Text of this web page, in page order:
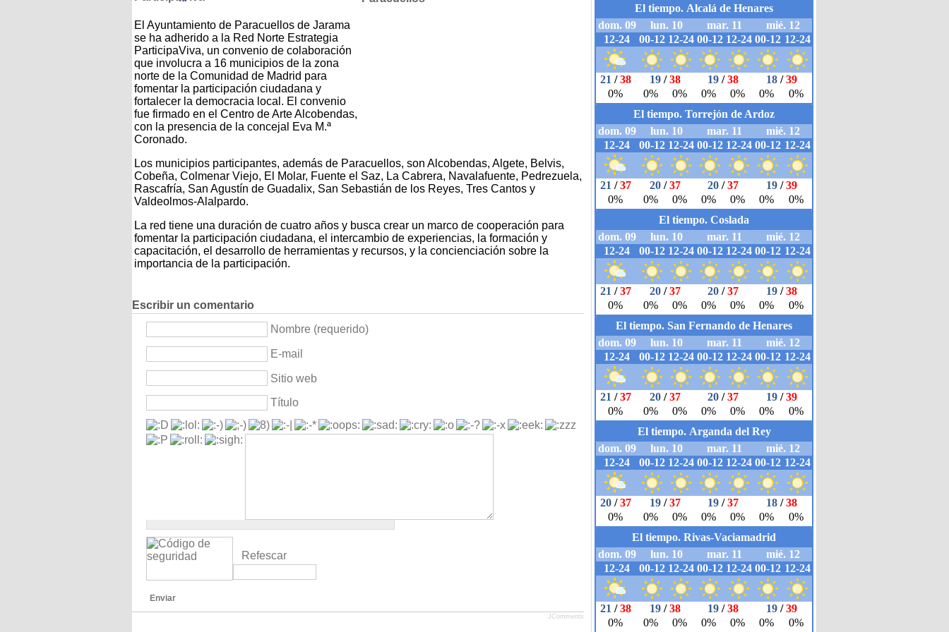
El Ayuntamiento de Paracuellos de Jarama
se ha adherido a la Red Norte Estrategia
ParticipaViva, un convenio de colaboración
que involucra a 16 municipios de la zona
norte de la Comunidad de Madrid para
fomentar la participación ciudadana y
fortalecer la democracia local. El convenio
fue firmado en el Centro de Arte Alcobendas,
con la presencia de la concejal Eva M.ª
Coronado.
Los municipios participantes, además de Paracuellos, son Alcobendas, Algete, Belvis,
Cobeña, Colmenar Viejo, El Molar, Fuente el Saz, La Cabrera, Navalafuente, Pedrezuela,
Rascafría, San Agustín de Guadalix, San Sebastián de los Reyes, Tres Cantos y
Valdeolmos-Alalpardo.
La red tiene una duración de cuatro años y busca crear un marco de cooperación para
fomentar la participación ciudadana, el intercambio de experiencias, la formación y
capacitación, el desarrollo de herramientas y recursos, y la concienciación sobre la
importancia de la participación.
Escribir un comentario
Nombre (requerido)
E-mail
Sitio web
Título
Refescar
Enviar
JComments